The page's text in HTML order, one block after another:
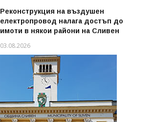
Реконструкция на въздушен
електропровод налага достъп до
имоти в някои райони на Сливен
03.08.2026